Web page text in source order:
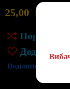
25,00 грн
Порівняння
Додати до
Поділитись: